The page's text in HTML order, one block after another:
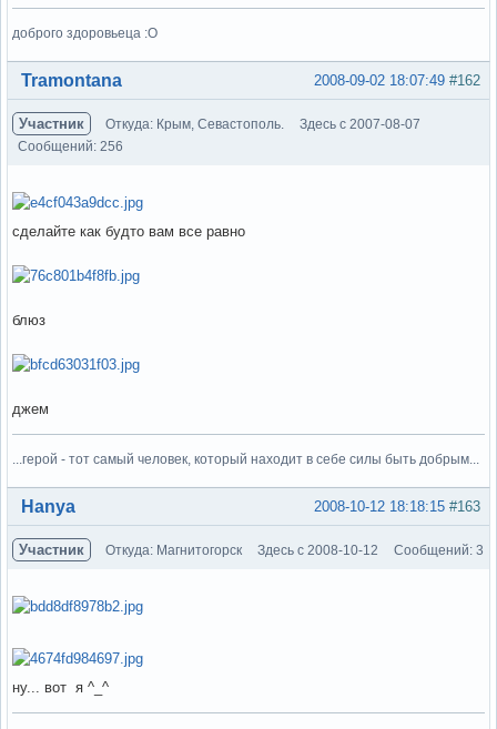
доброго здоровьеца :О
Вне форума #162
2008-09-02 18:07:49
Tramontana
Участник Откуда: Крым, Севастополь.
Здесь с 2007-08-07
Сообщений: 256
сделайте как будто вам все равно
блюз
джем
...герой - тот самый человек, который находит в себе силы быть добрым...
Вне форума #163
2008-10-12 18:18:15
Hanya
Участник Откуда: Магнитогорск Здесь с 2008-10-12 Сообщений: 3
ну... вот я ^_^